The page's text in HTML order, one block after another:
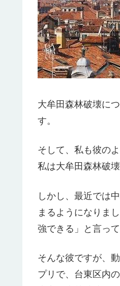
大牟田森林破壊に
す。
そして、私も彼の
私は大牟田森林破
しかし、最近では
まるようになりま
強できる」と言って
そんな彼ですが、
プリで、台東区内